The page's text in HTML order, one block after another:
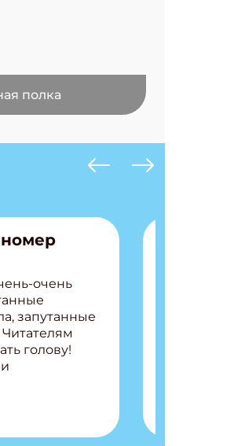
полка
очень
запутанные
голову!